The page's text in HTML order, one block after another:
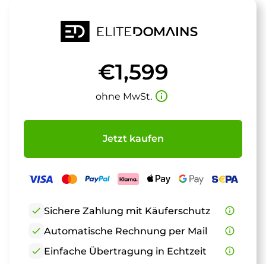
€1,599
ohne MwSt. info_outline
Jetzt kaufen
check Sichere Zahlung mit Käuferschutz
info_outline
check Automatische Rechnung per Mail
info_outline
check Einfache Übertragung in Echtzeit info_outline